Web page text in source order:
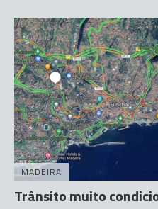
MADEIRA
Trânsito muito